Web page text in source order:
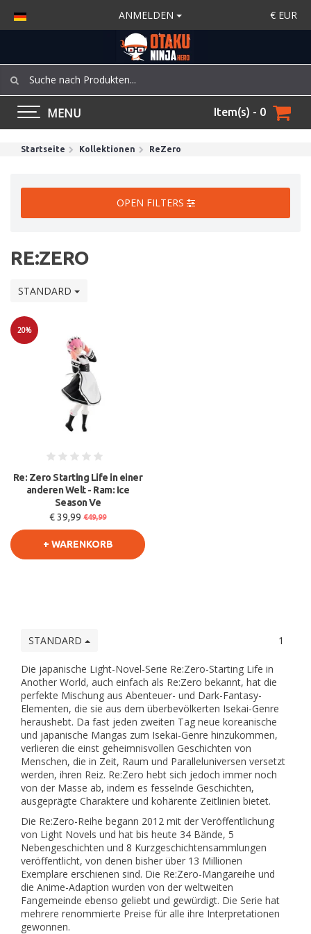
ANMELDEN € EUR
MENU Item(s) - 0
Startseite Kollektionen ReZero
OPEN FILTERS
RE:ZERO
STANDARD
20%
Re: Zero Starting Life in einer
anderen Welt - Ram: Ice
Season Ve
€ 39,99 €49,99
+ WARENKORB
STANDARD 1
Die japanische Light-Novel-Serie Re:Zero-Starting Life in
Another World, auch einfach als Re:Zero bekannt, hat die
perfekte Mischung aus Abenteuer- und Dark-Fantasy-
Elementen, die sie aus dem überbevölkerten Isekai-Genre
heraushebt. Da fast jeden zweiten Tag neue koreanische
und japanische Mangas zum Isekai-Genre hinzukommen,
verlieren die einst geheimnisvollen Geschichten von
Menschen, die in Zeit, Raum und Paralleluniversen versetzt
werden, ihren Reiz. Re:Zero hebt sich jedoch immer noch
von der Masse ab, indem es fesselnde Geschichten,
ausgeprägte Charaktere und kohärente Zeitlinien bietet.
Die Re:Zero-Reihe begann 2012 mit der Veröffentlichung
von Light Novels und hat bis heute 34 Bände, 5
Nebengeschichten und 8 Kurzgeschichtensammlungen
veröffentlicht, von denen bisher über 13 Millionen
Exemplare erschienen sind. Die Re:Zero-Mangareihe und
die Anime-Adaption wurden von der weltweiten
Fangemeinde ebenso geliebt und gewürdigt. Die Serie hat
mehrere renommierte Preise für alle ihre Interpretationen
gewonnen.